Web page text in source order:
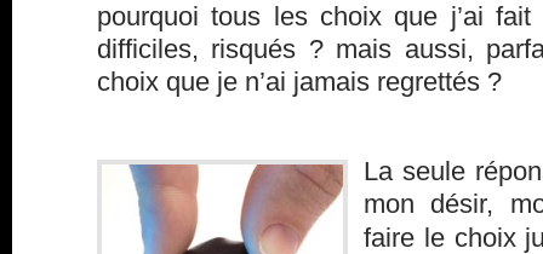
pourquoi tous les choix que j’ai
difficiles, risqués ? mais aussi,
choix que je n’ai jamais regrettés ?
La seule
mon désir,
faire le choix